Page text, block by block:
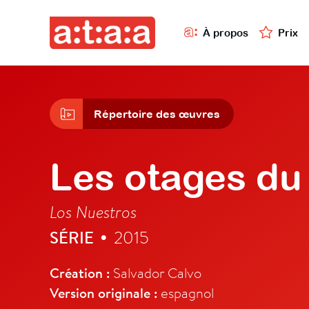
À propos Prix
Répertoire des œuvres
Les otages
Los Nuestros
SÉRIE • 2015
Création : Salvador Calvo
Version originale : espagnol